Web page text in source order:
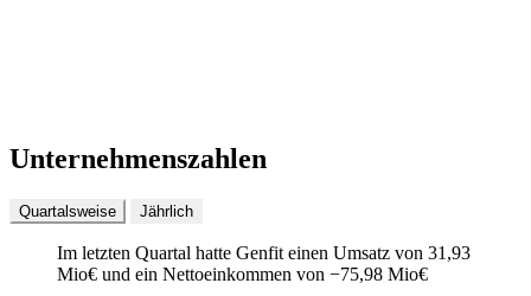
Unternehmenszahlen
Quartalsweise Jährlich
Im letzten Quartal hatte Genfit einen Umsatz von 31,93
Mio€ und ein Nettoeinkommen von −75,98 Mio€